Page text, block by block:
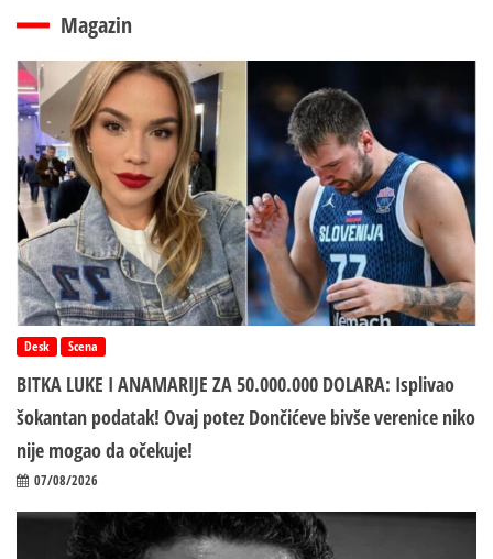
Magazin
Desk Scena
BITKA LUKE I ANAMARIJE ZA 50.000.000 DOLARA: Isplivao
šokantan podatak! Ovaj potez Dončićeve bivše verenice niko
nije mogao da očekuje!
07/08/2026